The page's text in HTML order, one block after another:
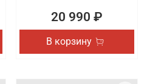
20 990 ₽
В корзину